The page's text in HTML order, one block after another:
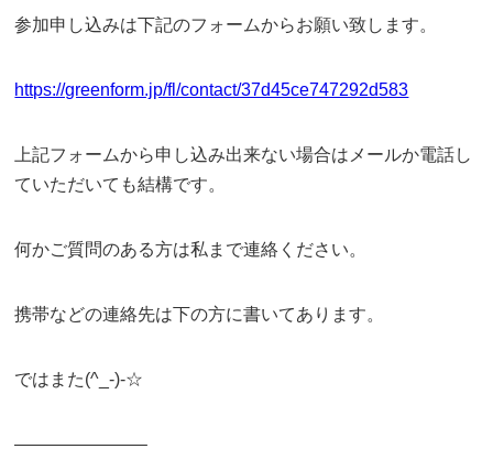
参加申し込みは下記のフォームからお願い致します。
https://greenform.jp/fl/contact/37d45ce747292d583
上記フォームから申し込み出来ない場合はメールか電話し
ていただいても結構です。
何かご質問のある方は私まで連絡ください。
携帯などの連絡先は下の方に書いてあります。
ではまた(^_-)-☆
———————–